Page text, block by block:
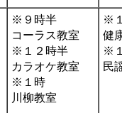
※９時半
コーラス教室
※１２時半
カラオケ教室
※１時
川柳教室
※
健
※
民